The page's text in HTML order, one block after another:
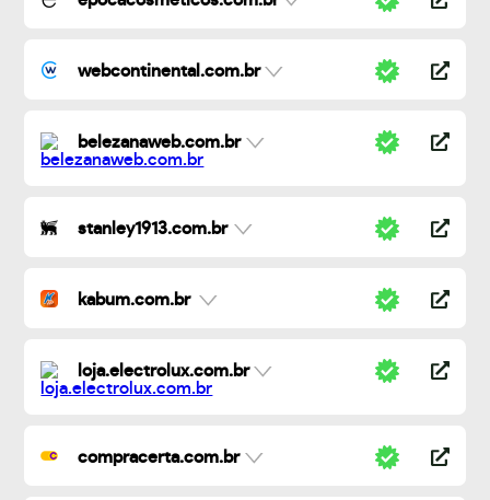
webcontinental.com.br
belezanaweb.com.br
stanley1913.com.br
kabum.com.br
loja.electrolux.com.br
compracerta.com.br